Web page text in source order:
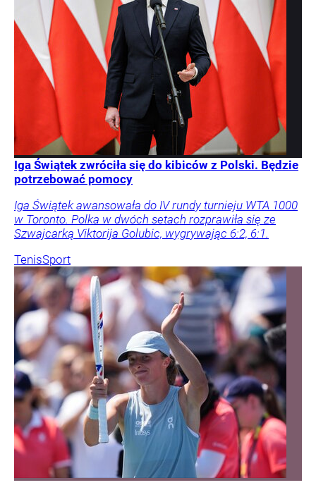
Iga Świątek zwróciła się do kibiców z Polski. Będzie
potrzebować pomocy
Iga Świątek awansowała do IV rundy turnieju WTA 1000
w Toronto. Polka w dwóch setach rozprawiła się ze
Szwajcarką Viktorija Golubic, wygrywając 6:2, 6:1.
TenisSport